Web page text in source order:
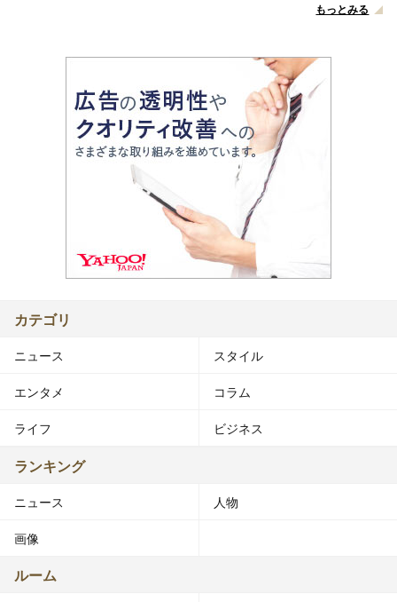
もっとみる
カテゴリ
ニュース スタイル
エンタメ コラム
ライフ ビジネス
ランキング
ニュース 人物
画像
ルーム